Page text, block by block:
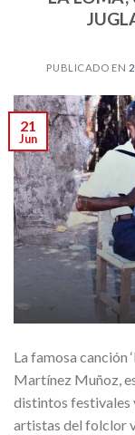
PUBLICADO EN
21
Jun
La famosa canción
Martínez Muñoz,
distintos festivales
artistas del folclor